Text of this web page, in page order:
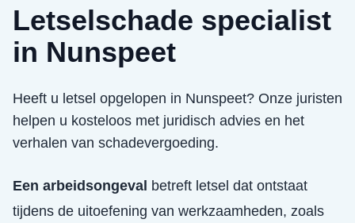
Letselschade specialist
in Nunspeet
Heeft u letsel opgelopen in Nunspeet? Onze juristen
helpen u kosteloos met juridisch advies en het
verhalen van schadevergoeding.
Een arbeidsongeval betreft letsel dat ontstaat
tijdens de uitoefening van werkzaamheden, zoals